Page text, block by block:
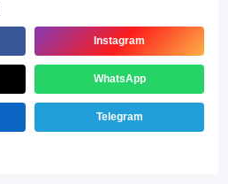
Instagram
WhatsApp
Telegram